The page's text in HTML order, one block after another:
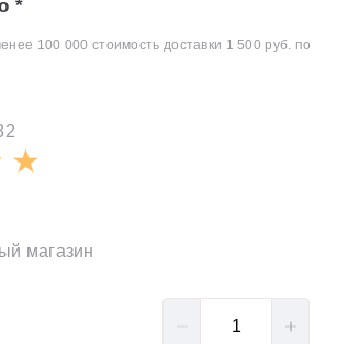
*
100 000 стоимость доставки 1 500 руб. по
магазин